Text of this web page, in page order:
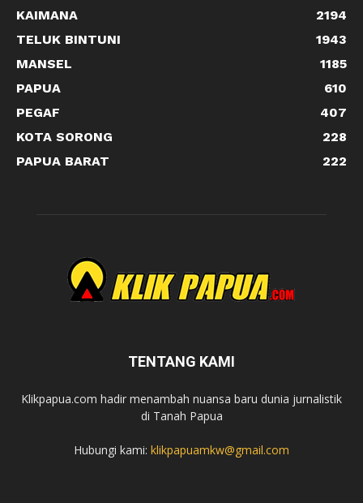
KAIMANA
2194
TELUK BINTUNI
1943
MANSEL
1185
PAPUA
610
PEGAF
407
KOTA SORONG
228
PAPUA BARAT
222
TENTANG KAMI
Klikpapua.com hadir menambah nuansa baru dunia jurnalistik
di Tanah Papua
Hubungi kami: klikpapuamkw@gmail.com